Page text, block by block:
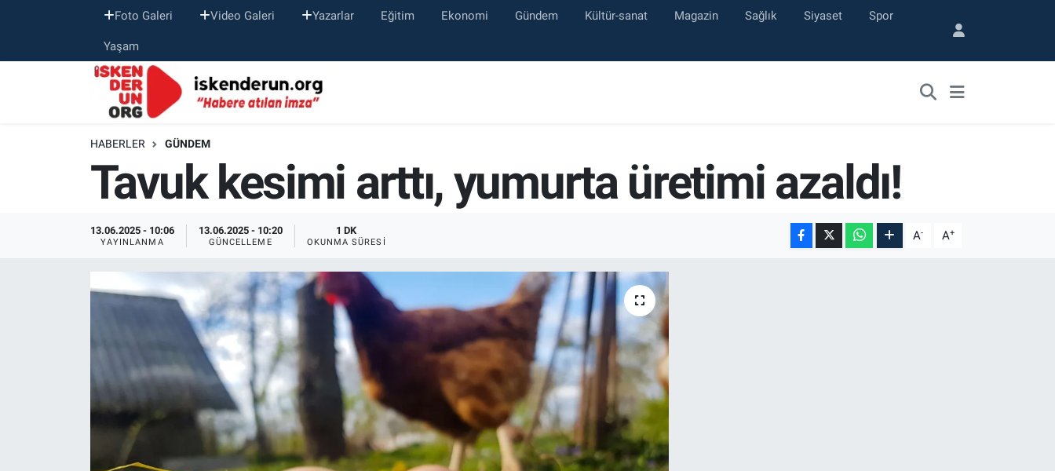
Foto Galeri Video Galeri Yazarlar Eğitim Ekonomi Gündem Kültür-sanat Magazin Sağlık Siyaset Spor
Yaşam
HABERLER GÜNDEM
Tavuk kesimi arttı, yumurta üretimi azaldı!
13.06.2025 - 10:06
YAYINLANMA
13.06.2025 - 10:20
GÜNCELLEME
1 DK
OKUNMA SÜRESI A- A+